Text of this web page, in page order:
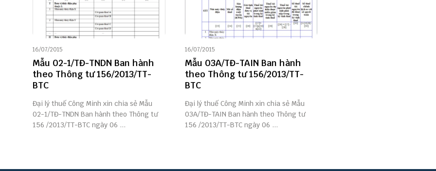
16/07/2015
Mẫu 02-1/TĐ-TNDN Ban hành
theo Thông tư 156/2013/TT-
BTC
Đại lý thuế Công Minh xin chia sẻ Mẫu
02-1/TĐ-TNDN Ban hành theo Thông tư
156 /2013/TT-BTC ngày 06 ...
16/07/2015
Mẫu 03A/TĐ-TAIN Ban hành
theo Thông tư 156/2013/TT-
BTC
Đại lý thuế Công Minh xin chia sẻ Mẫu
03A/TĐ-TAIN Ban hành theo Thông tư
156 /2013/TT-BTC ngày 06 ...